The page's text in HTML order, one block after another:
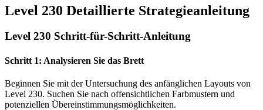
Level 230 Detaillierte Strategieanleitung
Level 230 Schritt-für-Schritt-Anleitung
Schritt 1: Analysieren Sie das Brett
Beginnen Sie mit der Untersuchung des anfänglichen Layouts von
Level 230. Suchen Sie nach offensichtlichen Farbmustern und
potenziellen Übereinstimmungsmöglichkeiten.